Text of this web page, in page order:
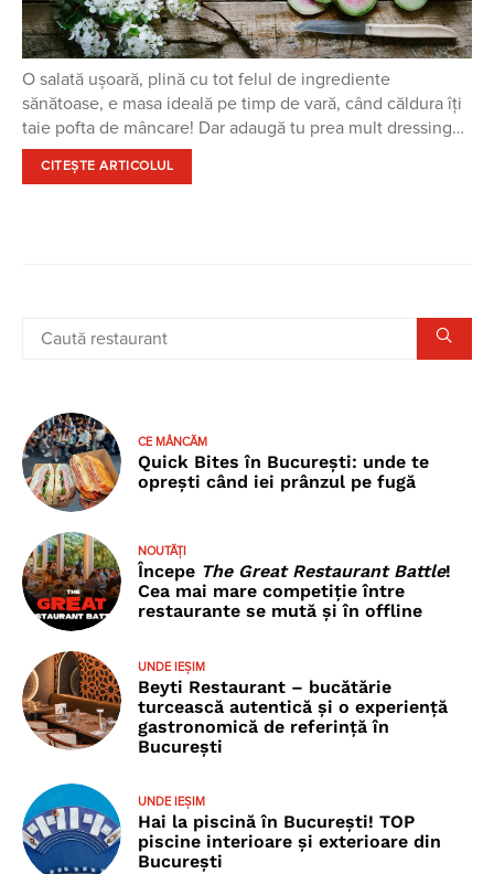
O salată ușoară, plină cu tot felul de ingrediente
sănătoase, e masa ideală pe timp de vară, când căldura îți
taie pofta de mâncare! Dar adaugă tu prea mult dressing…
CITEȘTE ARTICOLUL
CE MÂNCĂM
Quick Bites în București: unde te
oprești când iei prânzul pe fugă
NOUTĂȚI
Începe The Great Restaurant Battle!
Cea mai mare competiție între
restaurante se mută și în offline
UNDE IEȘIM
Beyti Restaurant – bucătărie
turcească autentică și o experiență
gastronomică de referință în
București
UNDE IEȘIM
Hai la piscină în București! TOP
piscine interioare și exterioare din
București